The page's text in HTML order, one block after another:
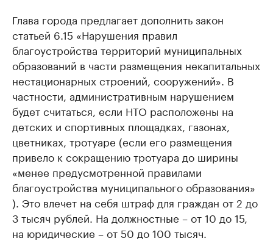
Глава города предлагает дополнить закон
статьей 6.15 «Нарушения правил
благоустройства территорий муниципальных
образований в части размещения некапитальных
нестационарных строений, сооружений». В
частности, административным нарушением
будет считаться, если НТО расположены на
детских и спортивных площадках, газонах,
цветниках, тротуаре (если его размещения
привело к сокращению тротуара до ширины
«менее предусмотренной правилами
благоустройства муниципального образования»
). Это влечет на себя штраф для граждан от 2 до
3 тысяч рублей. На должностные – от 10 до 15,
на юридические – от 50 до 100 тысяч.